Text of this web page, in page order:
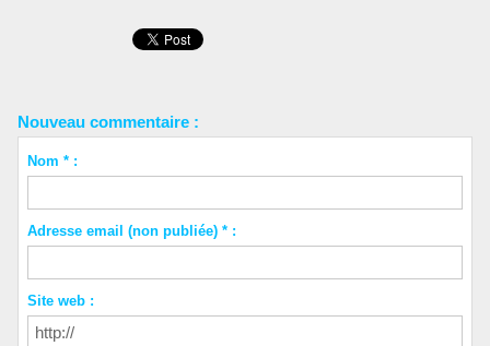
Nouveau commentaire :
Nom * :
Adresse email (non publiée) * :
Site web :